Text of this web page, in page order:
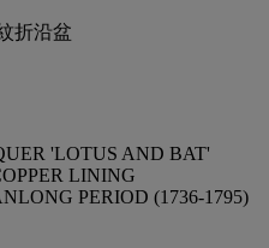
折沿盆
'LOTUS AND BAT'
LINING
PERIOD (1736-1795)